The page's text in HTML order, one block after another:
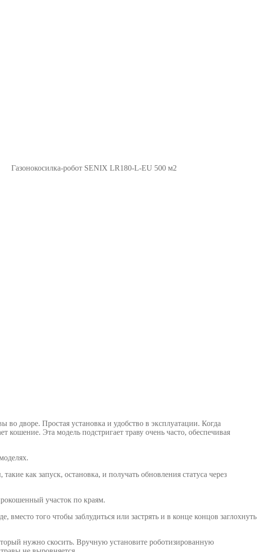
Газонокосилка-робот SENIX LR180-L-EU 500 м2
дворе. Простая установка и удобство в эксплуатации. Когда
кошение. Эта модель подстригает траву очень часто, обеспечивая
как запуск, остановка, и получать обновления статуса через
участок по краям.
вместо того чтобы заблудиться или застрять и в конце концов заглохнуть
нужно скосить. Вручную установите роботизированную